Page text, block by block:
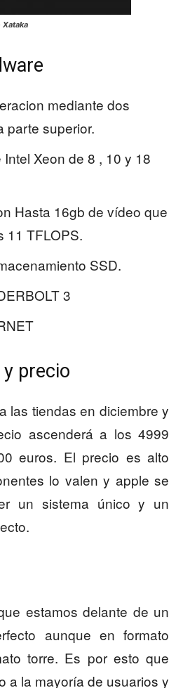
Xataka
mediante dos
parte superior.
Xeon de 8 , 10 y 18
Hasta 16gb de vídeo que
11 TFLOPS.
SSD.
3
precio
las tiendas en diciembre y
ascenderá a los 4999
euros. El precio es alto
lo valen y apple se
un sistema único y un
estamos delante de un
aunque en formato
torre. Es por esto que
a la mayoría de usuarios y